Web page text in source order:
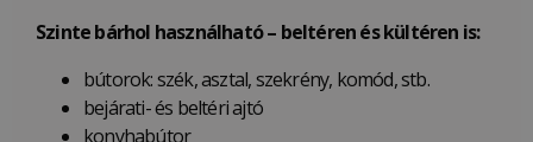
Szinte bárhol használható – beltéren és kültéren is:
bútorok: szék, asztal, szekrény, komód, stb.
bejárati- és beltéri ajtó
konyhabútor